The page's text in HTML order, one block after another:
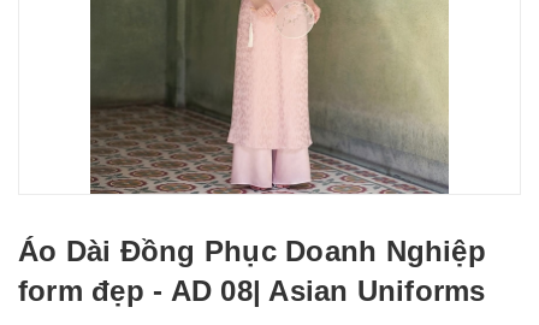
Áo Dài Đồng Phục Doanh Nghiệp
form đẹp - AD 08| Asian Uniforms